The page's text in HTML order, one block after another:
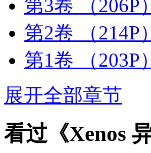
第3卷
（206P）
第2卷
（214P）
第1卷
（203P）
展开全部章节
看过《Xenos